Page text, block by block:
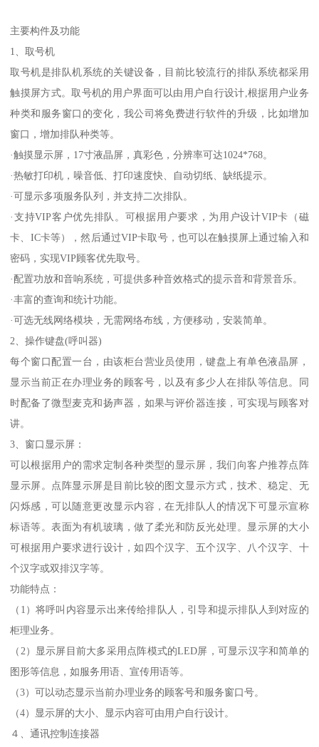
主要构件及功能
1、取号机
取号机是排队机系统的关键设备，目前比较流行的排队系统都采用
触摸屏方式。取号机的用户界面可以由用户自行设计,根据用户业务
种类和服务窗口的变化，我公司将免费进行软件的升级，比如增加
窗口，增加排队种类等。
·触摸显示屏，17寸液晶屏，真彩色，分辨率可达1024*768。
·热敏打印机，噪音低、打印速度快、自动切纸、缺纸提示。
·可显示多项服务队列，并支持二次排队。
·支持VIP客户优先排队。可根据用户要求，为用户设计VIP卡（磁
卡、IC卡等），然后通过VIP卡取号，也可以在触摸屏上通过输入和
密码，实现VIP顾客优先取号。
·配置功放和音响系统，可提供多种音效格式的提示音和背景音乐。
·丰富的查询和统计功能。
·可选无线网络模块，无需网络布线，方便移动，安装简单。
2、操作键盘(呼叫器)
每个窗口配置一台，由该柜台营业员使用，键盘上有单色液晶屏，
显示当前正在办理业务的顾客号，以及有多少人在排队等信息。同
时配备了微型麦克和扬声器，如果与评价器连接，可实现与顾客对
讲。
3、窗口显示屏：
可以根据用户的需求定制各种类型的显示屏，我们向客户推荐点阵
显示屏。点阵显示屏是目前比较的图文显示方式，技术、稳定、无
闪烁感，可以随意更改显示内容，在无排队人的情况下可显示宣称
标语等。表面为有机玻璃，做了柔光和防反光处理。显示屏的大小
可根据用户要求进行设计，如四个汉字、五个汉字、八个汉字、十
个汉字或双排汉字等。
功能特点：
（1）将呼叫内容显示出来传给排队人，引导和提示排队人到对应的
柜理业务。
（2）显示屏目前大多采用点阵模式的LED屏，可显示汉字和简单的
图形等信息，如服务用语、宣传用语等。
（3）可以动态显示当前办理业务的顾客号和服务窗口号。
（4）显示屏的大小、显示内容可由用户自行设计。
４、通讯控制连接器